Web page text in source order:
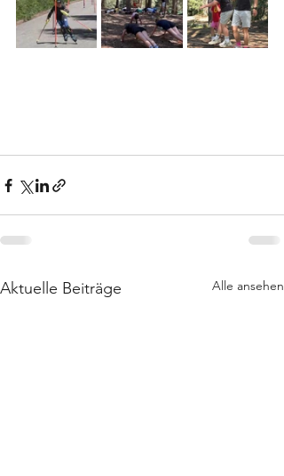
Aktuelle Beiträge Alle ansehen